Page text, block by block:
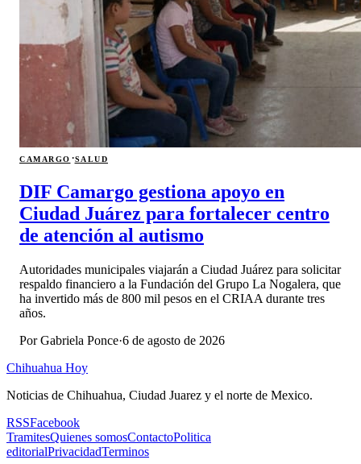
CAMARGO ·SALUD
DIF Camargo gestiona apoyo en
Ciudad Juárez para fortalecer centro
de atención al autismo
Autoridades municipales viajarán a Ciudad Juárez para solicitar
respaldo financiero a la Fundación del Grupo La Nogalera, que
ha invertido más de 800 mil pesos en el CRIAA durante tres
años.
PorGabriela Ponce·6 de agosto de 2026
Chihuahua Hoy
Noticias de Chihuahua, Ciudad Juarez y el norte de Mexico.
RSSFacebook
TramitesQuienes somosContactoPolitica
editorialPrivacidadTerminos